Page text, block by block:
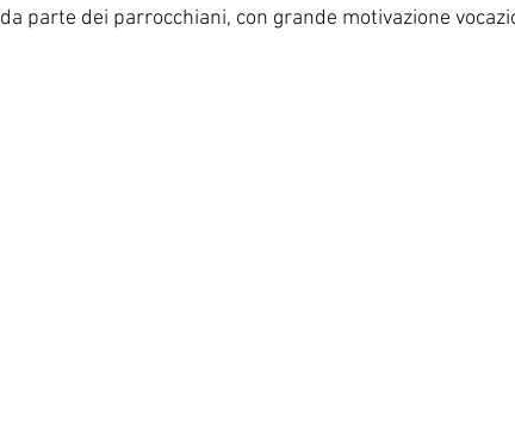
da parte dei parrocchiani, con grande motivazione